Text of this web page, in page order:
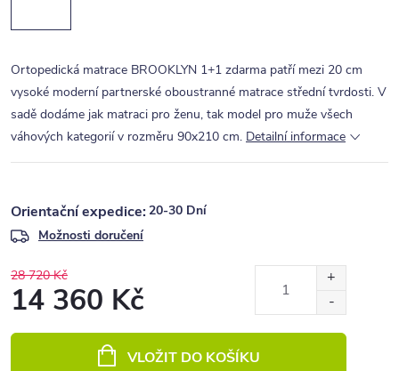
Ortopedická matrace BROOKLYN 1+1 zdarma patří mezi 20 cm
vysoké moderní partnerské oboustranné matrace střední tvrdosti. V
sadě dodáme jak matraci pro ženu, tak model pro muže všech
váhových kategorií v rozměru 90x210 cm. Detailní informace
20-30 Dní
Možnosti doručení
28 720 Kč
14 360 Kč
VLOŽIT DO KOŠÍKU